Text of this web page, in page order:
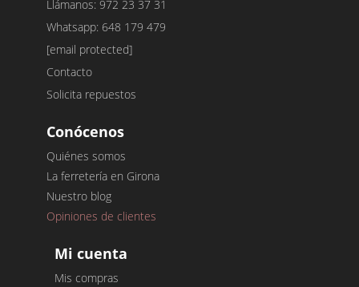
Llámanos: 972 23 37 31
Whatsapp: 648 179 479
[email protected]
Contacto
Solicita repuestos
Conócenos
Quiénes somos
La ferretería en Girona
Nuestro blog
Opiniones de clientes
Mi cuenta
Mis compras